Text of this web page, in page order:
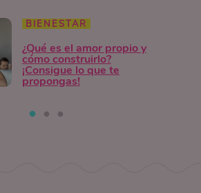
BIENESTAR
¿Qué es el amor propio y
cómo construirlo?
¡Consigue lo que te
propongas!